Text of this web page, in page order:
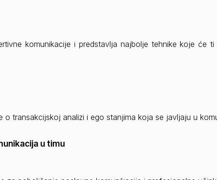
komunikacije i predstavlja najbolje tehnike koje će
o transakcijskoj analizi i ego stanjima koja se javljaju u
u timu